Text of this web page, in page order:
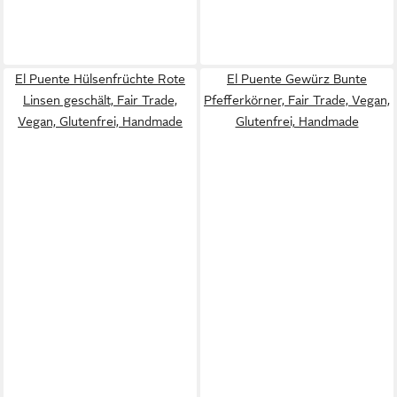
El Puente Hülsenfrüchte Rote
Linsen geschält, Fair Trade,
Vegan, Glutenfrei, Handmade
El Puente Gewürz Bunte
Pfefferkörner, Fair Trade, Vegan,
Glutenfrei, Handmade